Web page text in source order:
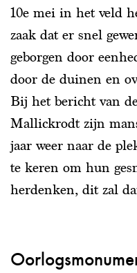
10e mei in het veld
zaak dat er snel
geborgen door
door de duinen en
Bij het bericht van
Mallickrodt zijn
jaar weer naar de
te keren om hun
herdenken, dit zal